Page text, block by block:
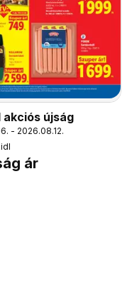
akciós újság
- 2026.08.12.
ár